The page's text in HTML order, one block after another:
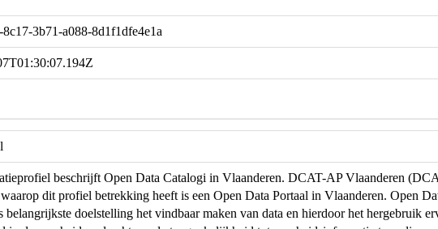
3b71-a088-8d1f1dfe4e1a
beschrijft Open Data Catalogi in Vlaanderen. DCAT-AP Vlaanderen
dit profiel betrekking heeft is een Open Data Portaal in Vlaanderen. Open
belangrijkste doelstelling het vindbaar maken van data en hierdoor het hergebruik